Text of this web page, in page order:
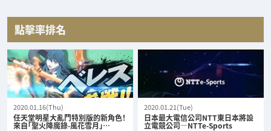
點擊率排名
2020.01.16(Thu)
任天堂明星大亂鬥特別版的新角色！
來自「聖火降魔錄-風花雪月」…
2020.01.21(Tue)
日本最大電信公司NTT東日本將設
立電競公司—NTTe-Sports